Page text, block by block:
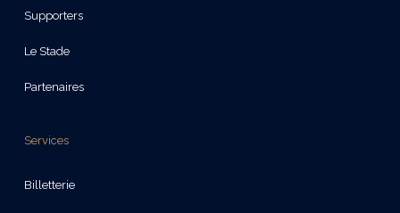
Supporters
Le Stade
Partenaires
Services
Billetterie